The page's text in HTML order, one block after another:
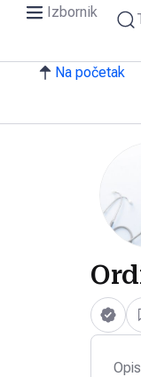
Izbornik
Na početak
Opis